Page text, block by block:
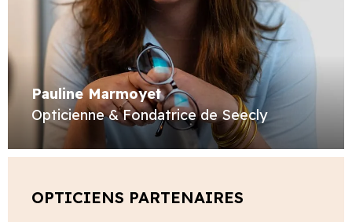
Pauline Marmoyet
Opticienne & Fondatrice de Seecly
OPTICIENS PARTENAIRES